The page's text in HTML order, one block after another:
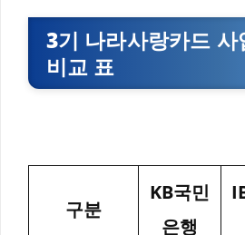
3기 나라사랑카드 사
비교 표
구분
KB국민
은행